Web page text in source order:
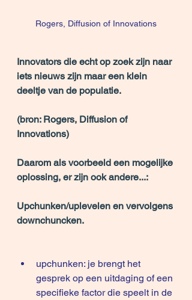
Rogers, Diffusion of Innovations
Innovators die echt op zoek zijn naar
iets nieuws zijn maar een klein
deeltje van de populatie.
(bron: Rogers, Diffusion of
Innovations)
Daarom als voorbeeld een mogelijke
oplossing, er zijn ook andere...:
Upchunken/uplevelen en vervolgens
downchuncken.
upchunken: je brengt het
gesprek op een uitdaging of een
specifieke factor die speelt in de